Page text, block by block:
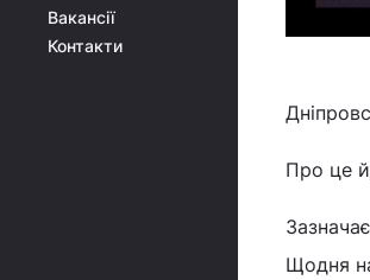
Вакансії
Контакти
Про це
Щодня